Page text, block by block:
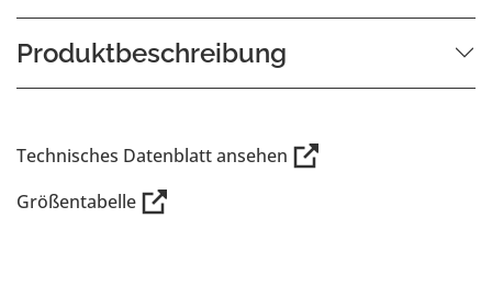
Produktbeschreibung
Technisches Datenblatt ansehen
Größentabelle